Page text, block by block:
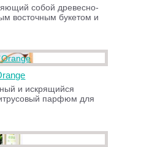
собой древесно-
восточным букетом и
и искрящийся
парфюм для